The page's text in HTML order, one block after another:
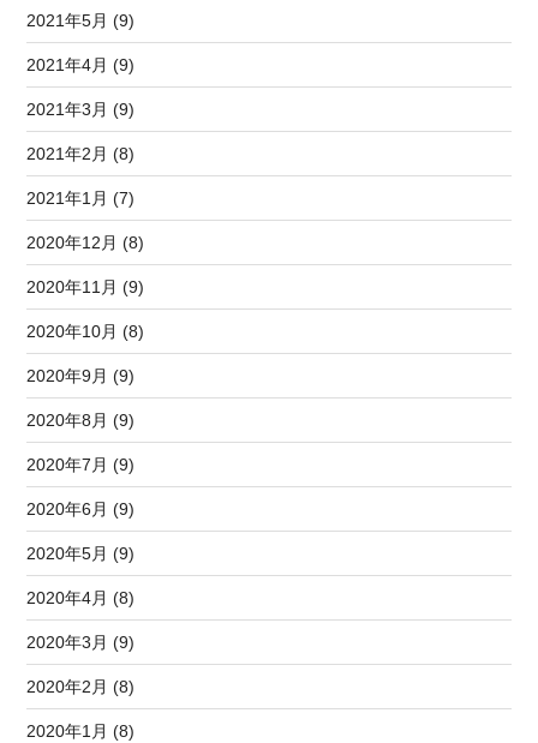
2021年5月 (9)
2021年4月 (9)
2021年3月 (9)
2021年2月 (8)
2021年1月 (7)
2020年12月 (8)
2020年11月 (9)
2020年10月 (8)
2020年9月 (9)
2020年8月 (9)
2020年7月 (9)
2020年6月 (9)
2020年5月 (9)
2020年4月 (8)
2020年3月 (9)
2020年2月 (8)
2020年1月 (8)